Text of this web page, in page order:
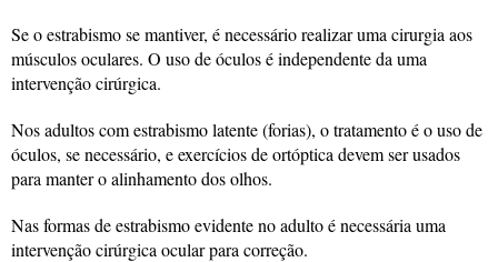
Se o estrabismo se mantiver, é necessário realizar uma cirurgia aos
músculos oculares. O uso de óculos é independente da uma
intervenção cirúrgica.
Nos adultos com estrabismo latente (forias), o tratamento é o uso de
óculos, se necessário, e exercícios de ortóptica devem ser usados
para manter o alinhamento dos olhos.
Nas formas de estrabismo evidente no adulto é necessária uma
intervenção cirúrgica ocular para correção.